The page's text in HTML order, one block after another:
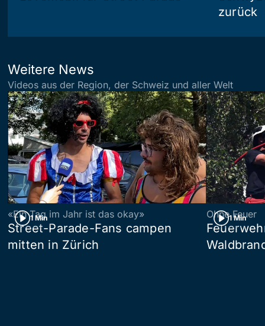
zurück
Weitere News
Videos aus der Region, der Schweiz und aller Welt
1 Min
«Ein Tag im Jahr ist das okay»
Street-Parade-Fans campen
mitten in Zürich
1 Min
Ohne Feuer